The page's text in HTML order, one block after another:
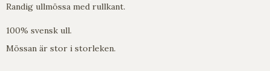
Randig ullmössa med rullkant.
100% svensk ull.
Mössan är stor i storleken.